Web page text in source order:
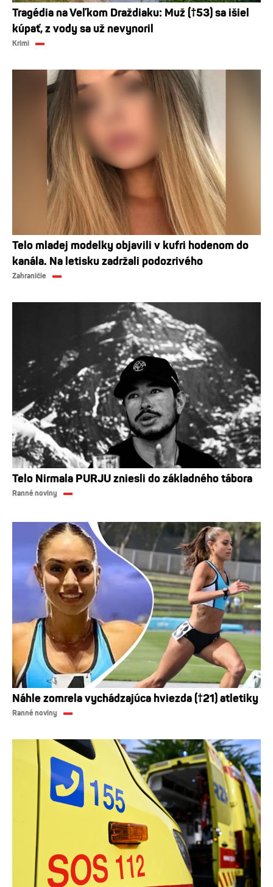
Tragédia na Veľkom Draždiaku: Muž (†53) sa išiel
kúpať, z vody sa už nevynoril
Krimi
Telo mladej modelky objavili v kufri hodenom do
kanála. Na letisku zadržali podozrivého
Zahraničie
Telo Nirmala PURJU zniesli do základného tábora
Ranné noviny
Náhle zomrela vychádzajúca hviezda (†21) atletiky
Ranné noviny